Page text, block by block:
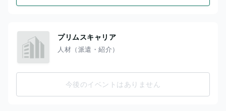
プリムスキャリア
人材（派遣・紹介）
今後のイベントはありません